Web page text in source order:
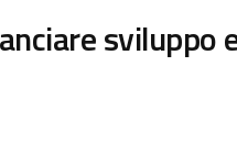
sviluppo